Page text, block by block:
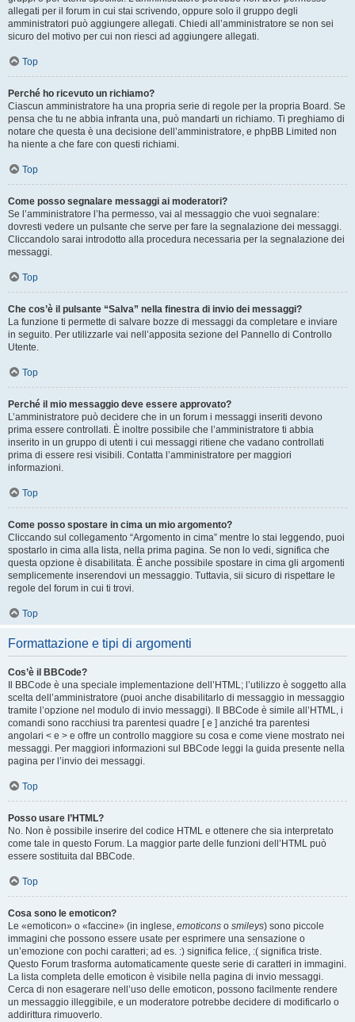
allegati per il forum in cui stai scrivendo, oppure solo il gruppo degli
amministratori può aggiungere allegati. Chiedi all’amministratore se non sei
sicuro del motivo per cui non riesci ad aggiungere allegati.
Top
Perché ho ricevuto un richiamo?
Ciascun amministratore ha una propria serie di regole per la propria Board. Se
pensa che tu ne abbia infranta una, può mandarti un richiamo. Ti preghiamo di
notare che questa è una decisione dell’amministratore, e phpBB Limited non
ha niente a che fare con questi richiami.
Top
Come posso segnalare messaggi ai moderatori?
Se l’amministratore l’ha permesso, vai al messaggio che vuoi segnalare:
dovresti vedere un pulsante che serve per fare la segnalazione dei messaggi.
Cliccandolo sarai introdotto alla procedura necessaria per la segnalazione dei
messaggi.
Top
Che cos’è il pulsante “Salva” nella finestra di invio dei messaggi?
La funzione ti permette di salvare bozze di messaggi da completare e inviare
in seguito. Per utilizzarle vai nell’apposita sezione del Pannello di Controllo
Utente.
Top
Perché il mio messaggio deve essere approvato?
L’amministratore può decidere che in un forum i messaggi inseriti devono
prima essere controllati. È inoltre possibile che l’amministratore ti abbia
inserito in un gruppo di utenti i cui messaggi ritiene che vadano controllati
prima di essere resi visibili. Contatta l’amministratore per maggiori
informazioni.
Top
Come posso spostare in cima un mio argomento?
Cliccando sul collegamento “Argomento in cima” mentre lo stai leggendo, puoi
spostarlo in cima alla lista, nella prima pagina. Se non lo vedi, significa che
questa opzione è disabilitata. È anche possibile spostare in cima gli argomenti
semplicemente inserendovi un messaggio. Tuttavia, sii sicuro di rispettare le
regole del forum in cui ti trovi.
Top
Formattazione e tipi di argomenti
Cos’è il BBCode?
Il BBCode è una speciale implementazione dell’HTML; l’utilizzo è soggetto alla
scelta dell’amministratore (puoi anche disabilitarlo di messaggio in messaggio
tramite l’opzione nel modulo di invio messaggi). Il BBCode è simile all’HTML, i
comandi sono racchiusi tra parentesi quadre [ e ] anziché tra parentesi
angolari < e > e offre un controllo maggiore su cosa e come viene mostrato nei
messaggi. Per maggiori informazioni sul BBCode leggi la guida presente nella
pagina per l’invio dei messaggi.
Top
Posso usare l’HTML?
No. Non è possibile inserire del codice HTML e ottenere che sia interpretato
come tale in questo Forum. La maggior parte delle funzioni dell’HTML può
essere sostituita dal BBCode.
Top
Cosa sono le emoticon?
Le «emoticon» o «faccine» (in inglese, emoticons o smileys) sono piccole
immagini che possono essere usate per esprimere una sensazione o
un’emozione con pochi caratteri; ad es. :) significa felice, :( significa triste.
Questo Forum trasforma automaticamente queste serie di caratteri in immagini.
La lista completa delle emoticon è visibile nella pagina di invio messaggi.
Cerca di non esagerare nell’uso delle emoticon, possono facilmente rendere
un messaggio illeggibile, e un moderatore potrebbe decidere di modificarlo o
addirittura rimuoverlo.